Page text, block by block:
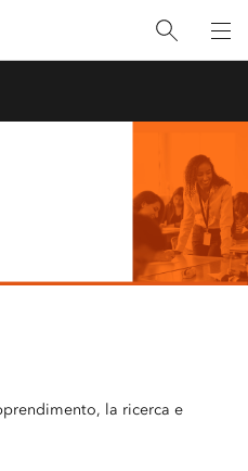
la ricerca e